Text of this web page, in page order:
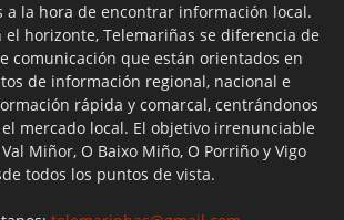
a la hora de encontrar información local.
el horizonte, Telemariñas se diferencia de
comunicación que están orientados en
de información regional, nacional e
rápida y comarcal, centrándonos
mercado local. El objetivo irrenunciable
Miñor, O Baixo Miño, O Porriño y Vigo
todos los puntos de vista.